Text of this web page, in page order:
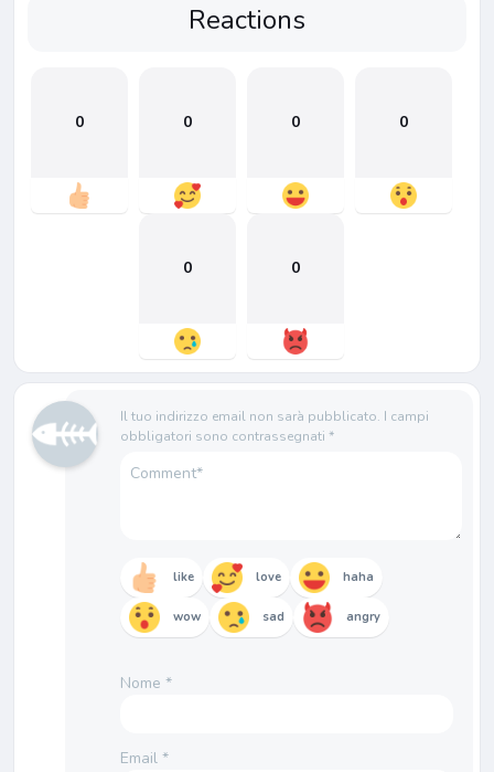
Reactions
0 0 0 0
0 0
Il tuo indirizzo email non sarà pubblicato. I campi
obbligatori sono contrassegnati *
like love haha
wow sad angry
Nome *
Email *